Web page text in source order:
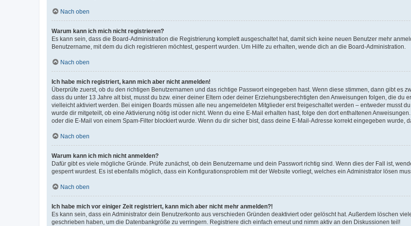
Nach oben
Warum kann ich mich nicht registrieren?
Es kann sein, dass die Board-Administration die Registrierung komplett ausgeschaltet hat, damit sich keine neuen Benutzer mehr
Benutzername, mit dem du dich registrieren möchtest, gesperrt wurden. Um Hilfe zu erhalten, wende dich an die Board-Administration.
Nach oben
Ich habe mich registriert, kann mich aber nicht anmelden!
Überprüfe zuerst, ob du den richtigen Benutzernamen und das richtige Passwort eingegeben hast. Wenn diese stimmen, dann gibt es
dass du unter 13 Jahre alt bist, musst du bzw. einer deiner Eltern oder deiner Erziehungsberechtigten den Anweisungen folgen, die du
vielleicht aktiviert werden. Bei einigen Boards müssen alle neu angemeldeten Mitglieder erst freigeschaltet werden – entweder musst
wurde dir mitgeteilt, ob eine Aktivierung nötig ist oder nicht. Wenn du eine E-Mail erhalten hast, folge den dort enthaltenen
oder die E-Mail von einem Spam-Filter blockiert wurde. Wenn du dir sicher bist, dass deine E-Mail-Adresse korrekt eingegeben wurde,
Nach oben
Warum kann ich mich nicht anmelden?
Dafür gibt es viele mögliche Gründe. Prüfe zunächst, ob dein Benutzername und dein Passwort richtig sind. Wenn dies der Fall ist,
gesperrt wurdest. Es ist ebenfalls möglich, dass ein Konfigurationsproblem mit der Website vorliegt, welches ein Administrator lösen
Nach oben
Ich habe mich vor einiger Zeit registriert, kann mich aber nicht mehr anmelden?!
Es kann sein, dass ein Administrator dein Benutzerkonto aus verschieden Gründen deaktiviert oder gelöscht hat. Außerdem löschen
geschrieben haben, um die Datenbankgröße zu verringern. Registriere dich einfach erneut und nimm aktiv an den Diskussionen teil!